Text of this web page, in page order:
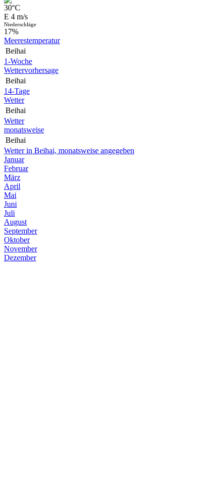
30°C
E 4 m/s
Niederschläge
17%
Meerestemperatur
Beihai
1-Woche
Wettervorhersage
Beihai
14-Tage
Wetter
Beihai
Wetter
monatsweise
Beihai
Wetter in Beihai, monatsweise angegeben
Januar
Februar
März
April
Mai
Juni
Juli
August
September
Oktober
November
Dezember